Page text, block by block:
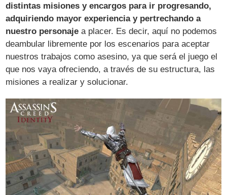
distintas misiones y encargos para ir progresando,
adquiriendo mayor experiencia y pertrechando a
nuestro personaje a placer. Es decir, aquí no podemos
deambular libremente por los escenarios para aceptar
nuestros trabajos como asesino, ya que será el juego el
que nos vaya ofreciendo, a través de su estructura, las
misiones a realizar y solucionar.